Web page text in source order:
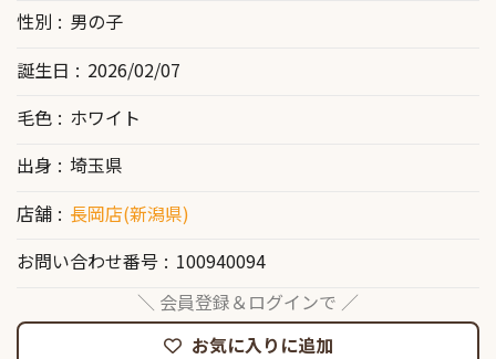
性別
男の子
誕生日
2026/02/07
毛色
ホワイト
出身
埼玉県
店舗
長岡店(新潟県)
お問い合わせ番号
100940094
＼ 会員登録＆ログインで ／
お気に入りに追加